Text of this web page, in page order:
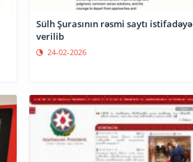
Sülh Şurasının rəsmi saytı istifadəyə
verilib
24-02-2026